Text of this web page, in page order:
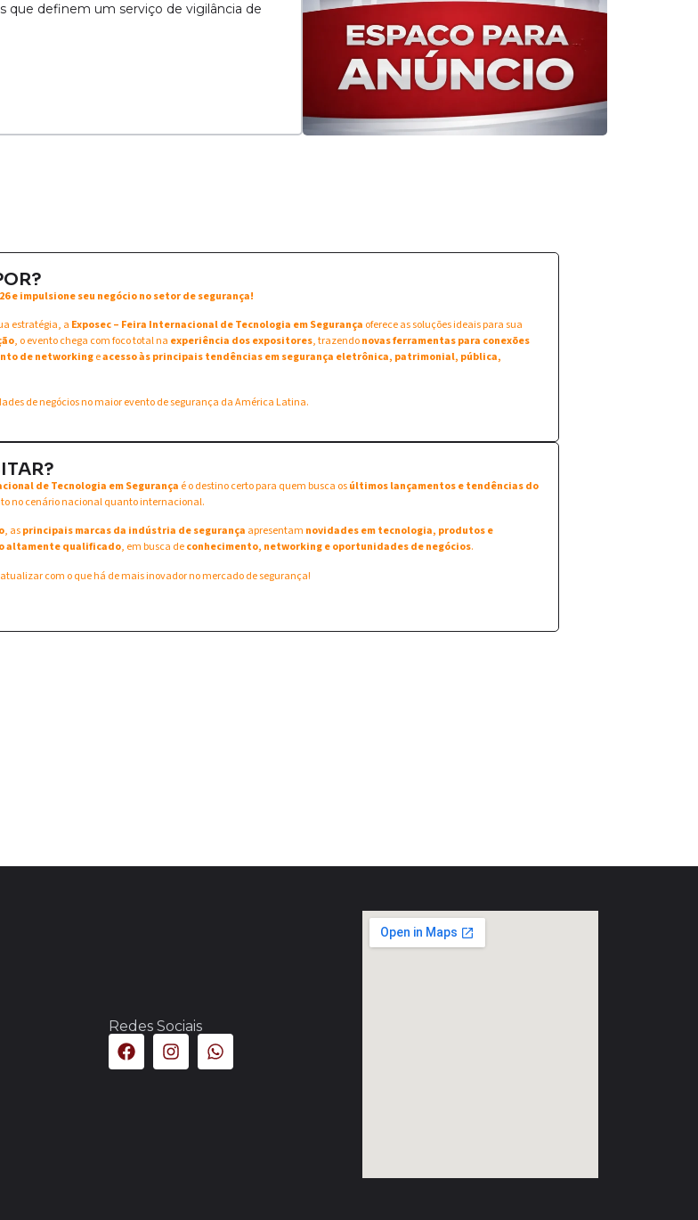
que definem um serviço de vigilância de
e impulsione seu negócio no setor de segurança!
estratégia, a Exposec – Feira Internacional de Tecnologia em Segurança oferece as soluções ideais para sua
, o evento chega com foco total na experiência dos expositores, trazendonovas ferramentas para conexões
de networkingeacesso às principais tendências em segurança eletrônica, patrimonial, pública,
de negócios no maior evento de segurança da América Latina.
de Tecnologia em Segurança é o destino certo para quem busca osúltimos lançamentos e tendências do
no cenário nacional quanto internacional.
, asprincipais marcas da indústria de segurança apresentam novidades em tecnologia, produtos e
altamente qualificado, em busca deconhecimento, networking e oportunidades de negócios.
com o que há de mais inovador no mercado de segurança!
Redes Sociais